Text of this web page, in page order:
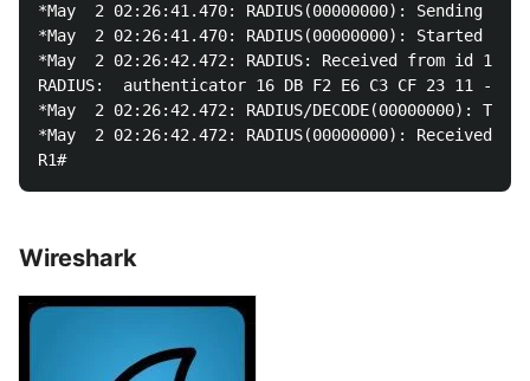
*May  2 02:26:41.470: RADIUS(00000000): Sending a
*May  2 02:26:41.470: RADIUS(00000000): Started 5
*May  2 02:26:42.472: RADIUS: Received from id
RADIUS:  authenticator 16 DB F2 E6 C3 CF 23 11 - B1
*May  2 02:26:42.472: RADIUS/DECODE(00000000):
*May  2 02:26:42.472: RADIUS(00000000): Received
Wireshark